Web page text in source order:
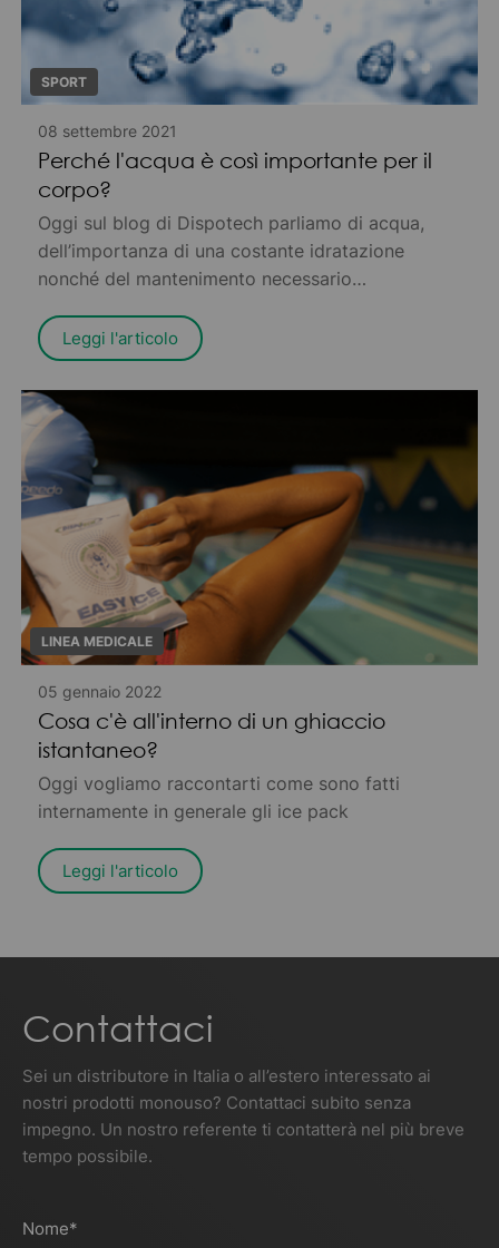
SPORT
08 settembre 2021
Perché l'acqua è così importante per il
corpo?
Oggi sul blog di Dispotech parliamo di acqua,
dell’importanza di una costante idratazione
nonché del mantenimento necessario
Leggi l'articolo
LINEA MEDICALE
05 gennaio 2022
Cosa c'è all'interno di un ghiaccio
istantaneo?
Oggi vogliamo raccontarti come sono fatti
internamente in generale gli ice pack
Leggi l'articolo
Contattaci
Sei un distributore in Italia o all’estero interessato ai
nostri prodotti monouso? Contattaci subito senza
impegno. Un nostro referente ti contatterà nel più breve
tempo possibile.
Nome*